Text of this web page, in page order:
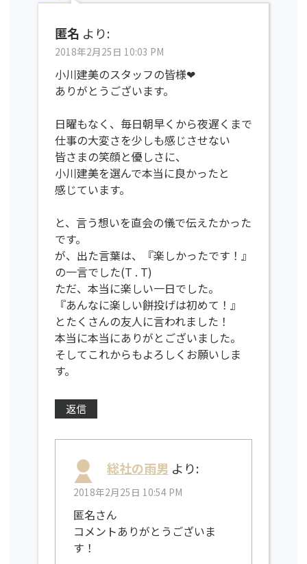
匿名 より:
2018年2月25日 10:03 PM
小川建美のスタッフの皆様❤︎
ありがとうございます。
日曜もなく、毎日朝早くから夜遅くまで
仕事の大変さを少しも感じさせない
皆さまの笑顔と優しさに、
小川建美を選んで本当に良かったと
感じています。
と、言う想いを直会の儀で伝えたかった
です。
が、出た言葉は、『楽しかったです！』
の一言でした(T . T)
ただ、本当に楽しい一日でした。
『あんなに楽しい餅投げは初めて！』
とたくさんの友人に言われました！
本当に本当にありがとございました。
そしてこれからもよろしくお願いしま
す。
返信
総社の雨男 より:
2018年2月25日 10:54 PM
匿名さん
コメントありがとうございま
す！